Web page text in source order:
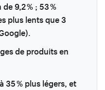
9,2 % ; 53 %
plus lents que 3
de produits en
35 % plus légers, et